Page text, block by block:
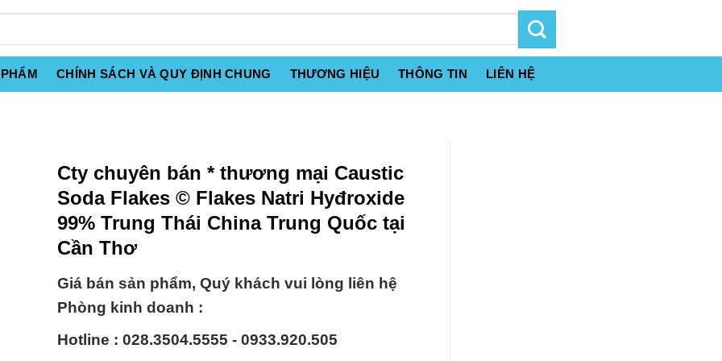
CHÍNH SÁCH VÀ QUY ĐỊNH CHUNG THƯƠNG HIỆU THÔNG TIN LIÊN HỆ
Cty chuyên bán * thương mại Caustic
Soda Flakes © Flakes Natri Hyđroxide
99% Trung Thái China Trung Quốc tại
Cần Thơ
Giá bán sản phẩm, Quý khách vui lòng liên hệ
Phòng kinh doanh :
Hotline : 028.3504.5555 - 0933.920.505